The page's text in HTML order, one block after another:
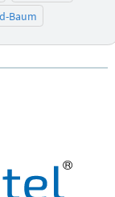
Baum